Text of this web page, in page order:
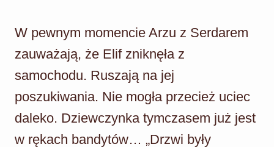
W pewnym momencie Arzu z Serdarem
zauważają, że Elif zniknęła z
samochodu. Ruszają na jej
poszukiwania. Nie mogła przecież uciec
daleko. Dziewczynka tymczasem już jest
w rękach bandytów… „Drzwi były